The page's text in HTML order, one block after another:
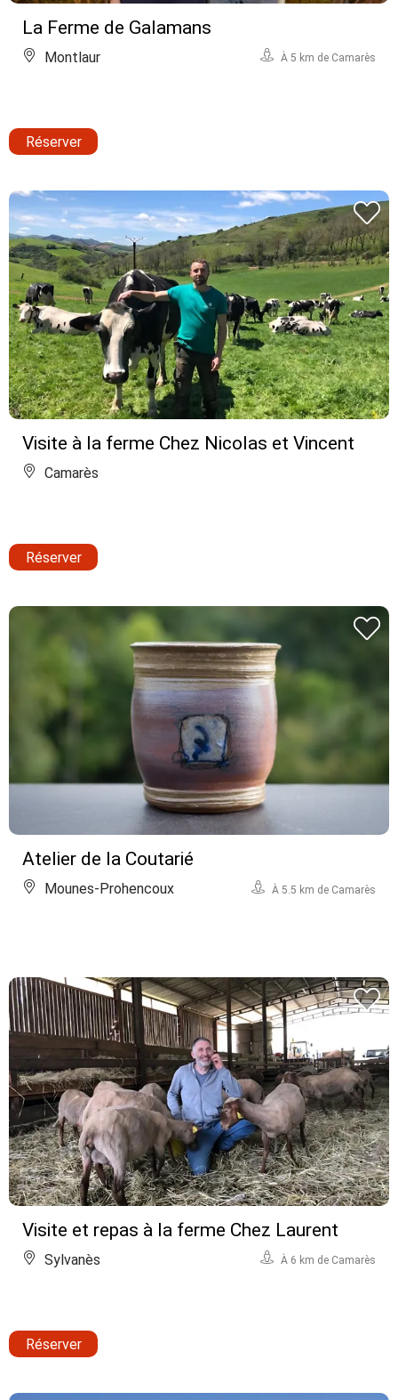
La Ferme de Galamans
Montlaur À 5 km de Camarès
Réserver
Visite à la ferme Chez Nicolas et Vincent
Camarès
Réserver
Atelier de la Coutarié
Mounes-Prohencoux À 5.5 km de Camarès
Visite et repas à la ferme Chez Laurent
Sylvanès À 6 km de Camarès
Réserver